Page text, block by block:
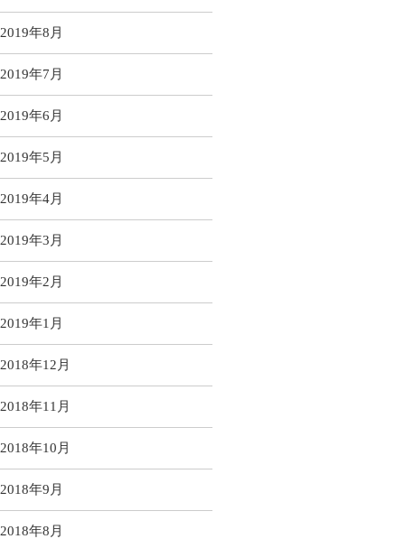
2019年8月
2019年7月
2019年6月
2019年5月
2019年4月
2019年3月
2019年2月
2019年1月
2018年12月
2018年11月
2018年10月
2018年9月
2018年8月